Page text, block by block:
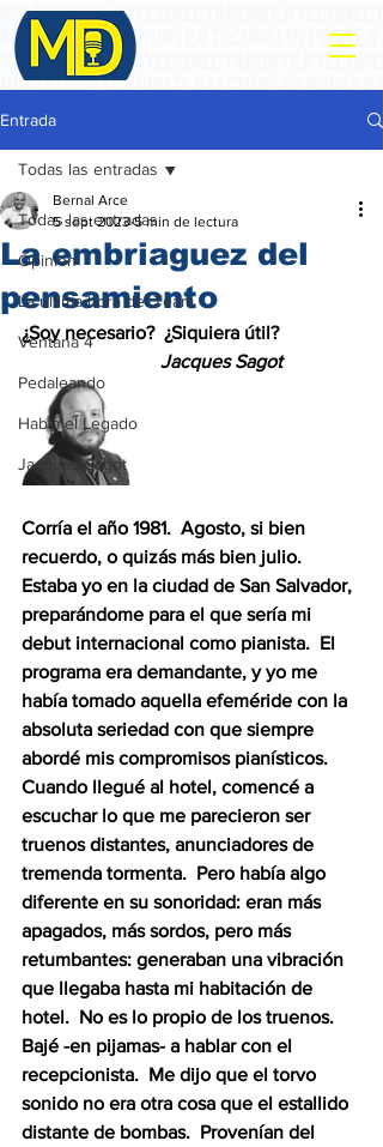
Entrada
Todas las entradas
Opinión
La ultima hora del Team
Ventana 4
Pedaleando
Habla el Legado
Jacques Sagot
Todas las entradas
La embriaguez del
pensamiento
Bernal Arce
5 sept 2023 5 min de lectura
¿Soy necesario?  ¿Siquiera útil?
Jacques Sagot
Corría el año 1981.  Agosto, si bien
recuerdo, o quizás más bien julio.
Estaba yo en la ciudad de San Salvador,
preparándome para el que sería mi
debut internacional como pianista.  El
programa era demandante, y yo me
había tomado aquella efeméride con la
absoluta seriedad con que siempre
abordé mis compromisos pianísticos.
Cuando llegué al hotel, comencé a
escuchar lo que me parecieron ser
truenos distantes, anunciadores de
tremenda tormenta.  Pero había algo
diferente en su sonoridad: eran más
apagados, más sordos, pero más
retumbantes: generaban una vibración
que llegaba hasta mi habitación de
hotel.  No es lo propio de los truenos.
Bajé -en pijamas- a hablar con el
recepcionista.  Me dijo que el torvo
sonido no era otra cosa que el estallido
distante de bombas.  Provenían del